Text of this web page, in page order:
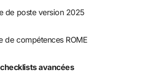
de poste version 2025
de compétences ROME
checklists avancées